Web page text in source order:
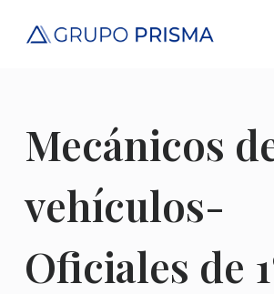
a
a
c
Mecánicos
vehículos-
Oficiales de